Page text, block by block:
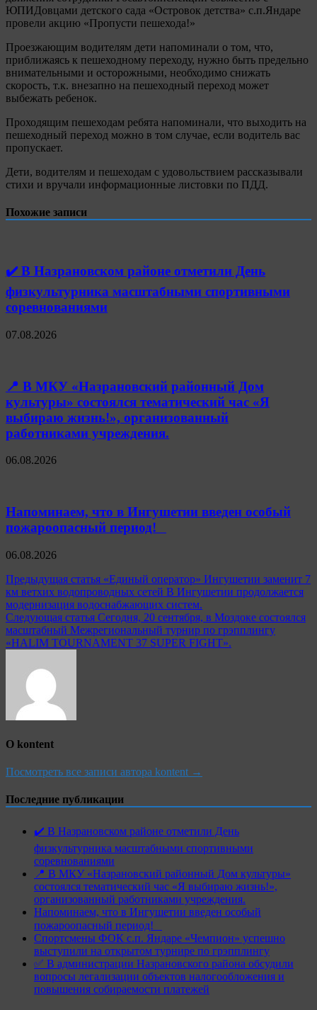
ЮПИДовцами детского сада «Островок детства» с.п.Яндаре
провели акцию «Пропусти пешехода!»
Проезжающим водителям дети напоминали о том, что,
приближаясь к пешеходному переходу, нужно быть предельно
внимательными и осторожными, необходимо снижать
скорость, т.к. внезапно на пешеходный переход может
выбежать ребенок.
Проходящим пешеходам ребята напоминали, что выходить на
пешеходный переход можно в том случае, если водитель вас
пропускает.
Дети, водителям и пешеходам с удовольствием рассказывали
стихи и вручали информационные листовки по ПДД.
Похожие записи
✔️ В Назрановском районе отметили День
физкультурника масштабными спортивными
соревнованиями
07.08.2026
📍 В МКУ «Назрановский районный Дом
культуры» состоялся тематический час «Я
выбираю жизнь!», организованный
работниками учреждения.
06.08.2026
Напоминаем, что в Ингушетии введен особый
пожароопасный период!⁣⁣⠀
06.08.2026
Навигация
по
записям
Предыдущая статья «Единый оператор» Ингушетии заменит 7
км ветхих водопроводных сетей В Ингушетии продолжается
модернизация водоснабжающих систем.
Следующая статья Сегодня, 20 сентября, в Моздоке состоялся
масштабный Межрегиональный турнир по грэпплингу
«HALIM TOURNAMENT 37 SUPER FIGHT».
О kontent
Посмотреть все записи автора kontent →
Последние публикации
✔️ В Назрановском районе отметили День
физкультурника масштабными спортивными
соревнованиями
📍 В МКУ «Назрановский районный Дом культуры»
состоялся тематический час «Я выбираю жизнь!»,
организованный работниками учреждения.
Напоминаем, что в Ингушетии введен особый
пожароопасный период!⁣⁣⠀
Спортсмены ФОК с.п. Яндаре «Чемпион» успешно
выступили на открытом турнире по грэпплингу
✅ В администрации Назрановского района обсудили
вопросы легализации объектов налогообложения и
повышения собираемости платежей